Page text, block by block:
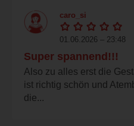
caro_si
01.06.2026 – 23:48
Super spannend!!!
Also zu alles erst die
ist richtig schön und
die...